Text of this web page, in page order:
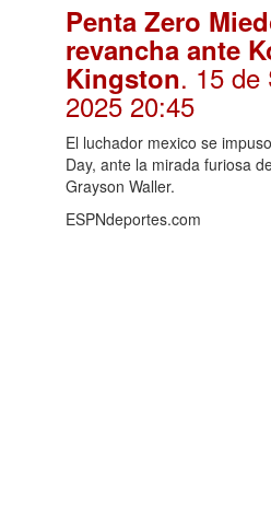
Penta Zero
revancha ante
Kingston. 15 de
2025 20:45
El luchador mexico se
Day, ante la mirada furiosa
Grayson Waller.
ESPNdeportes.com